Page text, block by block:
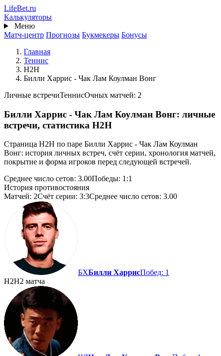
Перейти
к
основному
содержанию
LifeBet.ru
Калькуляторы
Меню
Матч-центр Прогнозы Букмекеры Бонусы
Главная
Теннис
H2H
Билли Харрис - Чак Лам Коулман Вонг
Личные встречиТеннисОчных матчей: 2
Билли Харрис - Чак Лам Коулман Вонг: личные
встречи, статистика H2H
Страница H2H по паре Билли Харрис - Чак Лам Коулман
Вонг: история личных встреч, счёт серии, хронология матчей,
покрытие и форма игроков перед следующей встречей.
Среднее число сетов: 3.00Победы: 1:1
История противостояния
Матчей: 2Счёт серии: 3:3Среднее число сетов: 3.00
БХБилли ХаррисПобед: 1
H2H2 матча